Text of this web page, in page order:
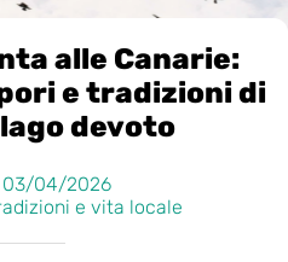
alle Canarie:
e tradizioni di
devoto
04/2026
e vita locale